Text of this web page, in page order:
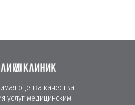
оценка качества
услуг медицинским